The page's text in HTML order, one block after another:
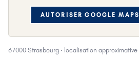
AUTORISERGOOGLE MAPS
67000 Strasbourg · localisation approximative